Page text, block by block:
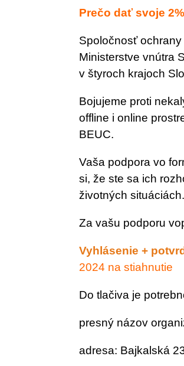
Prečo dať svoje
Spoločnosť
Ministerstve vnútra
v štyroch krajoch
Bojujeme proti
offline i online
BEUC.
Vaša podpora vo
si, že ste sa ich
životných situáciách.
Za vašu podporu
Vyhlásenie +
2024 na stiahnutie
Do tlačiva je
presný názov
adresa: Bajkalská